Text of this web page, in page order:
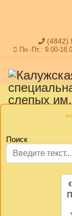
(4842)
Пн.-Пт.: 9.00-
Поиск